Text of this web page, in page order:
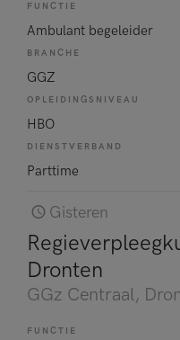
FUNCTIE
Ambulant begeleider
BRANCHE
GGZ
OPLEIDINGSNIVEAU
HBO
DIENSTVERBAND
Parttime
Gisteren
Dronten
GGz Centraal,
FUNCTIE